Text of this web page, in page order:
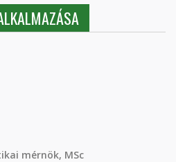
mérnök, MSc